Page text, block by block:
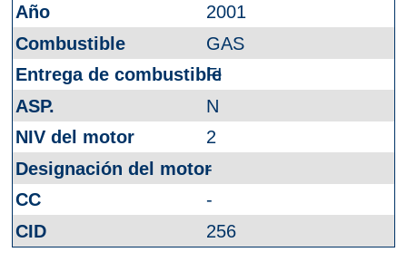
2001
GAS
FI
N
2
-
-
256